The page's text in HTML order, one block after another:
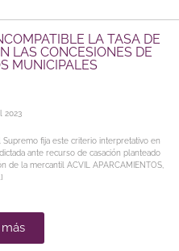
LA TASA DE
LAS CONCESIONES DE
MUNICIPALES
2023
Supremo fija este criterio interpretativo en
ante recurso de casación planteado
de la mercantil ACVIL APARCAMIENTOS,